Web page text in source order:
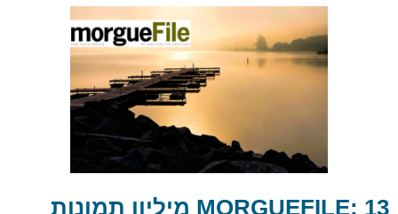
MORGUEFILE: 13 מיליון תמונות